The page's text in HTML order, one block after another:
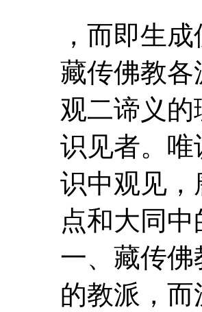
，而即生
藏传佛教
观二谛义
识见者。
识中观见
点和大同 中
一、藏传
的教派，